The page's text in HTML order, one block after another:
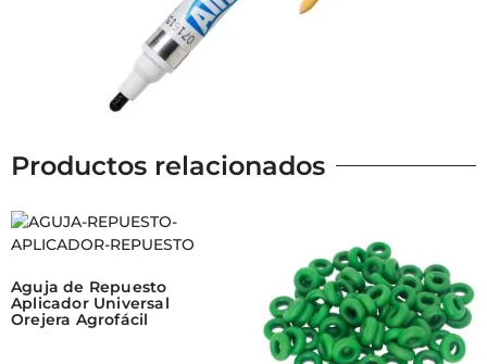
Productos relacionados
Aguja de Repuesto
Aplicador Universal
Orejera Agrofácil